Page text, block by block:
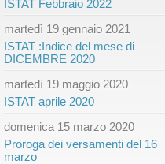
ISTAT Febbraio 2022
martedì 19 gennaio 2021
ISTAT :Indice del mese di
DICEMBRE 2020
martedì 19 maggio 2020
ISTAT aprile 2020
domenica 15 marzo 2020
Proroga dei versamenti del 16
marzo